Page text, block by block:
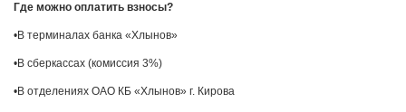
Где можно оплатить взносы?
•В терминалах банка «Хлынов»
•В сберкассах (комиссия 3%)
•В отделениях ОАО КБ «Хлынов» г. Кирова